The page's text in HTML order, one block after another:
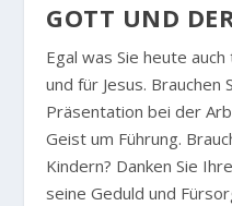
GOTT UND
Egal was Sie heute
und für Jesus.
Präsentation bei der
Geist um Führung.
Kindern? Danken Sie
seine Geduld und